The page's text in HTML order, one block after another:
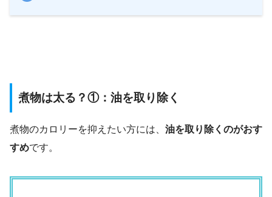
煮物は太る？①：油を取り除く
煮物のカロリーを抑えたい方には、 油を取り除くのがおす
すめです。